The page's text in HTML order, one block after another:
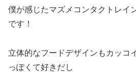
僕が感じたマズメコンタクトレイ
です！
立体的なフードデザインもカッコ
っぽくて好きだし